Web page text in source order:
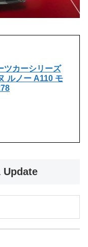
ツカーシリーズ
ルノー A110 モ
Update